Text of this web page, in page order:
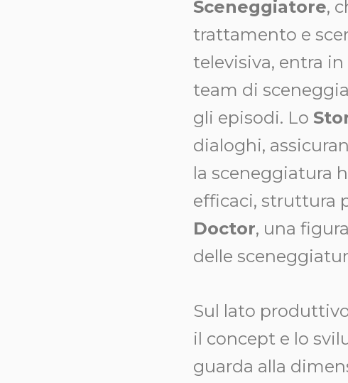
Sceneggiatore,
trattamento e
televisiva, entra in
team di
gli episodi. Lo
dialoghi,
la sceneggiatura
efficaci, struttura
Doctor, una
delle
Sul lato
il concept e lo
guarda alla